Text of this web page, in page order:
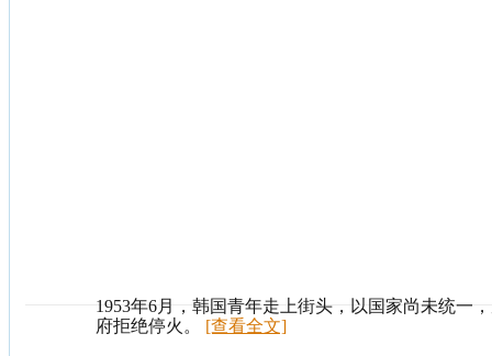
1953年6月，韩国青年走上街头，以国家尚未统一
府拒绝停火。 [查看全文]